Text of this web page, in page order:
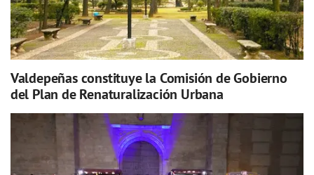
Valdepeñas constituye la Comisión de Gobierno
del Plan de Renaturalización Urbana